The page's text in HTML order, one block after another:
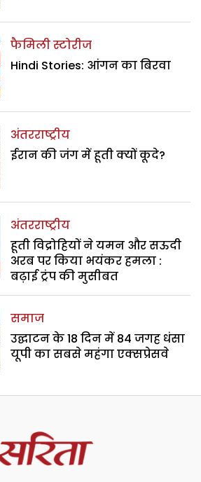
फैमिली स्टोरीज
Hindi Stories: आंगन का बिरवा
अंतरराष्ट्रीय
ईरान की जंग में हूती क्यों कूदे?
अंतरराष्ट्रीय
हूती विद्रोहियों ने यमन और सऊदी
अरब पर किया भयंकर हमला :
बढ़ाई ट्रंप की मुसीबत
समाज
उद्घाटन के 18 दिन में 84 जगह धंसा
यूपी का सबसे महंगा एक्सप्रेसवे